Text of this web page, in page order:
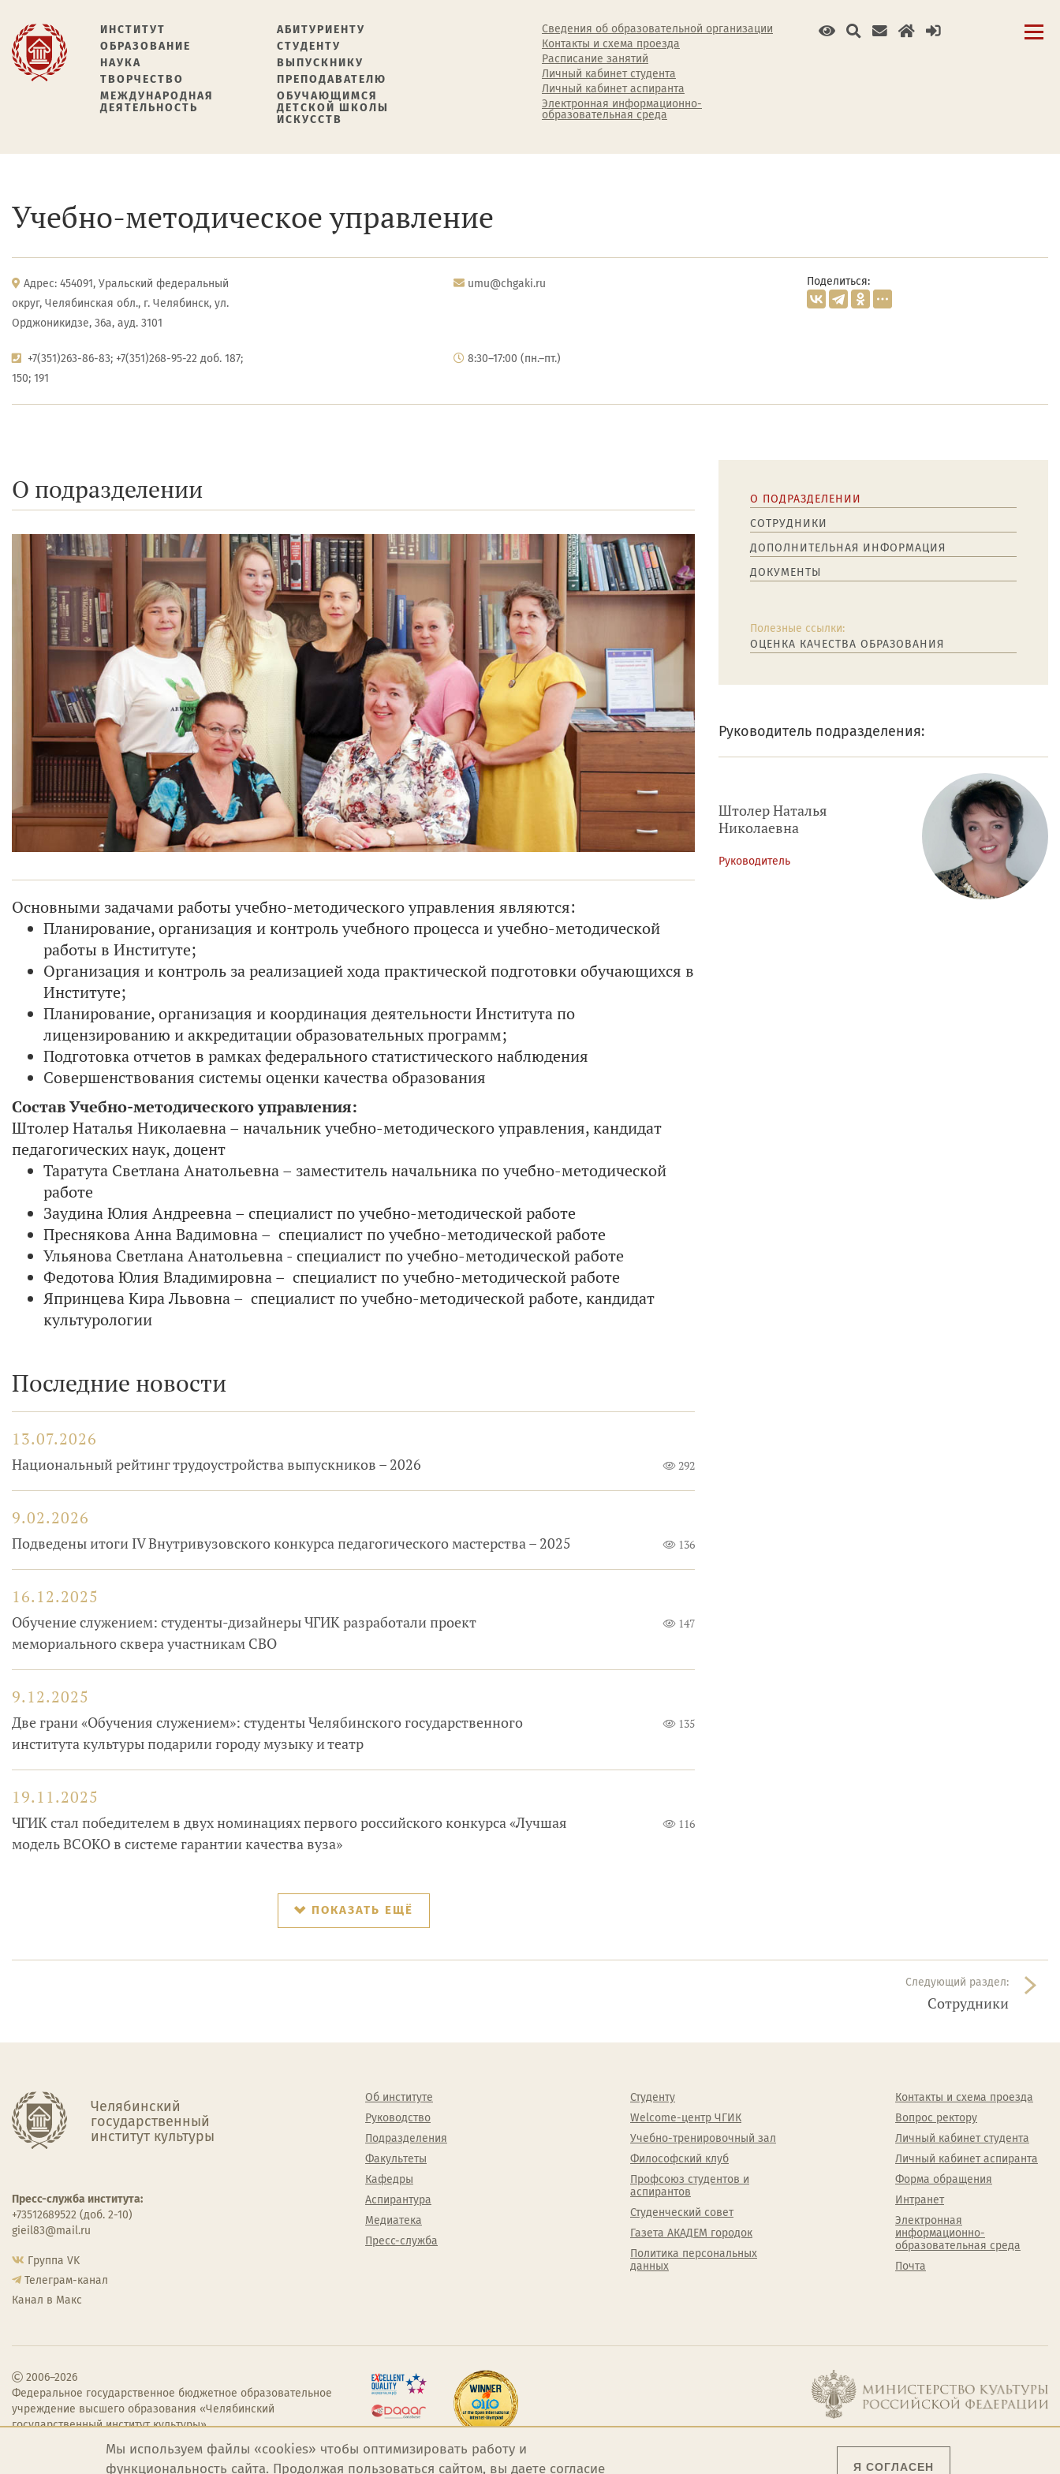
ИНСТИТУТ
ОБРАЗОВАНИЕ
НАУКА
ТВОРЧЕСТВО
МЕЖДУНАРОДНАЯ
ДЕЯТЕЛЬНОСТЬ
АБИТУРИЕНТУ
СТУДЕНТУ
ВЫПУСКНИКУ
ПРЕПОДАВАТЕЛЮ
ОБУЧАЮЩИМСЯ
ДЕТСКОЙ ШКОЛЫ
ИСКУССТВ
Сведения об образовательной организации
Контакты и схема проезда
Расписание занятий
Личный кабинет студента
Личный кабинет аспиранта
Электронная информационно-
образовательная среда
Учебно-методическое управление
Адрес: 454091, Уральский федеральный
округ, Челябинская обл., г. Челябинск, ул.
Орджоникидзе, 36а, ауд. 3101
umu@chgaki.ru Поделиться:
+7(351)263-86-83; +7(351)268-95-22 доб. 187;
150; 191
8:30–17:00 (пн.–пт.)
О подразделении
Основными задачами работы учебно-методического управления являются:
Планирование, организация и контроль учебного процесса и учебно-методической
работы в Институте;
Организация и контроль за реализацией хода практической подготовки обучающихся в
Институте;
Планирование, организация и координация деятельности Института по
лицензированию и аккредитации образовательных программ;
Подготовка отчетов в рамках федерального статистического наблюдения
Совершенствования системы оценки качества образования
Состав Учебно-методического управления:
Штолер Наталья Николаевна – начальник учебно-методического управления, кандидат
педагогических наук, доцент
Таратута Светлана Анатольевна – заместитель начальника по учебно-методической
работе
Заудина Юлия Андреевна – специалист по учебно-методической работе
Преснякова Анна Вадимовна – специалист по учебно-методической работе
Ульянова Светлана Анатольевна - специалист по учебно-методической работе
Федотова Юлия Владимировна – специалист по учебно-методической работе
Япринцева Кира Львовна – специалист по учебно-методической работе, кандидат
культурологии
Последние новости
13.07.2026
Национальный рейтинг трудоустройства выпускников – 2026 292
9.02.2026
Подведены итоги IV Внутривузовского конкурса педагогического мастерства – 2025 136
16.12.2025
Обучение служением: студенты-дизайнеры ЧГИК разработали проект
мемориального сквера участникам СВО
147
9.12.2025
Две грани «Обучения служением»: студенты Челябинского государственного
института культуры подарили городу музыку и театр
135
19.11.2025
ЧГИК стал победителем в двух номинациях первого российского конкурса «Лучшая
модель ВСОКО в системе гарантии качества вуза»
116
ПОКАЗАТЬ ЕЩЁ
О ПОДРАЗДЕЛЕНИИ
СОТРУДНИКИ
ДОПОЛНИТЕЛЬНАЯ ИНФОРМАЦИЯ
ДОКУМЕНТЫ
Полезные ссылки:
ОЦЕНКА КАЧЕСТВА ОБРАЗОВАНИЯ
Руководитель подразделения:
Штолер Наталья
Николаевна
Руководитель
Следующий раздел:
Сотрудники
Челябинский
государственный
институт культуры
Пресс-служба института:
+73512689522 (доб. 2-10)
gieil83@mail.ru
Группа VK
Телеграм-канал
Канал в Макс
Об институте
Руководство
Подразделения
Факультеты
Кафедры
Аспирантура
Медиатека
Пресс-служба
Студенту
Welcome-центр ЧГИК
Учебно-тренировочный зал
Философский клуб
Профсоюз студентов и
аспирантов
Студенческий совет
Газета АКАДЕМ городок
Политика персональных
данных
Контакты и схема проезда
Вопрос ректору
Личный кабинет студента
Личный кабинет аспиранта
Форма обращения
Интранет
Электронная
информационно-
образовательная среда
Почта
2006–2026
Федеральное государственное бюджетное образовательное
учреждение высшего образования «Челябинский
государственный институт культуры»
Мы используем файлы «cookies» чтобы оптимизировать работу и
функциональность сайта. Продолжая пользоваться сайтом, вы даете согласие Я СОГЛАСЕН